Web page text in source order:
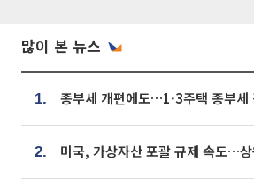
많이 본 뉴스
1.
2.